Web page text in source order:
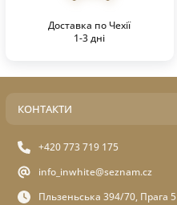
Доставка по Чехії
1-3 дні
КОНТАКТИ
+420 773 719 175
info_inwhite@seznam.cz
Пльзеньська 394/70, Прага 5